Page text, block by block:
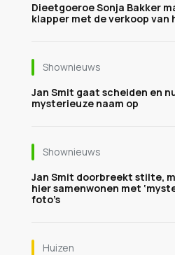
Dieetgoeroe Sonja Bakker
klapper met de verkoop van
Shownieuws
Jan Smit gaat scheiden en
mysterieuze naam op
Shownieuws
Jan Smit doorbreekt stilte,
hier samenwonen met
foto’s
Huizen